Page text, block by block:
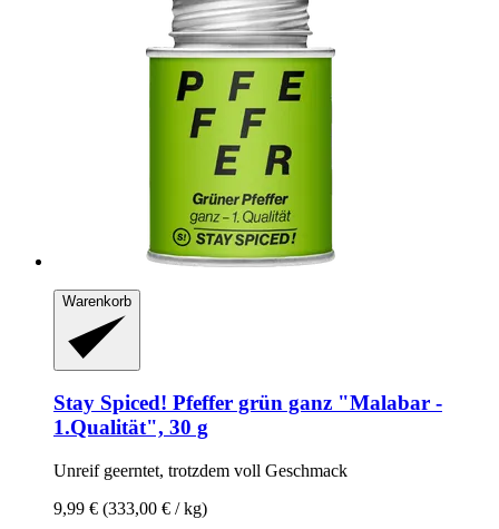
Warenkorb
Stay Spiced! Pfeffer grün ganz "Malabar -​
1.Qualität", 30 g
Unreif geerntet, trotzdem voll Geschmack
9,99 € (333,00 € / kg)